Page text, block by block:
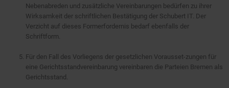
Nebenabreden und zusätzliche Vereinbarungen bedürfen zu ihrer
Wirksamkeit der schriftlichen Bestätigung der Schubert IT. Der
Verzicht auf dieses Formerfordernis bedarf ebenfalls der
Schriftform.
Für den Fall des Vorliegens der gesetzlichen Vorausset-zungen für
eine Gerichtsstandvereinbarung vereinbaren die Parteien Bremen als
Gerichtsstand.